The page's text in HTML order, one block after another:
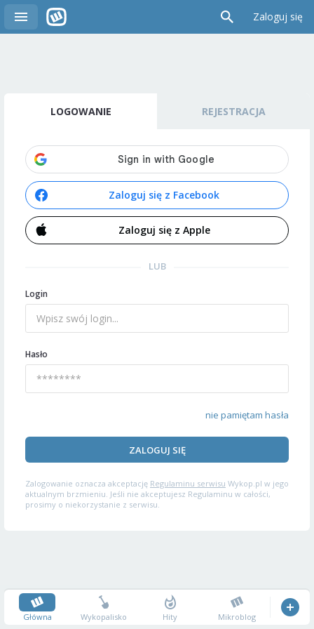
Zaloguj się
LOGOWANIE REJESTRACJA
Zaloguj się z Facebook
Zaloguj się z Apple
LUB
Login
Hasło
nie pamiętam hasła
ZALOGUJ SIĘ
Zalogowanie oznacza akceptację Regulaminu serwisu Wykop.pl w jego
aktualnym brzmieniu. Jeśli nie akceptujesz Regulaminu w całości,
prosimy o niekorzystanie z serwisu.
Główna Wykopalisko Hity Mikroblog